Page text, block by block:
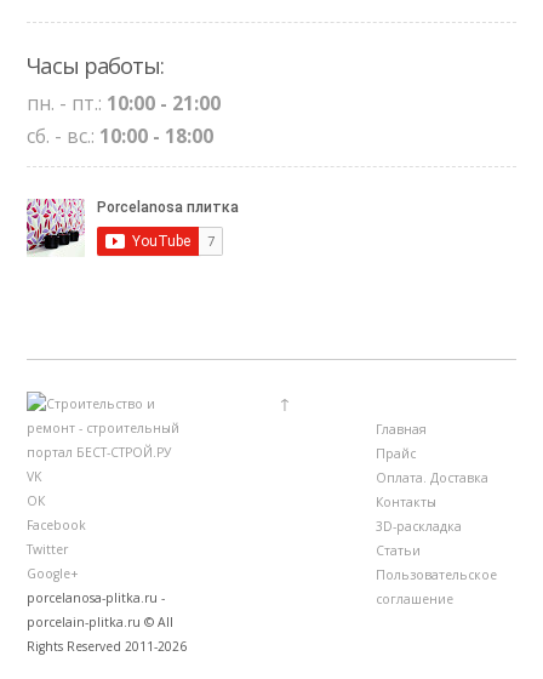
Часы работы:
пн. - пт.: 10:00 - 21:00
сб. - вс.: 10:00 - 18:00
VK
ОК
Facebook
Twitter
Google+
porcelanosa-plitka.ru -
porcelain-plitka.ru © All
Rights Reserved 2011-2026
↑
Главная
Прайс
Оплата. Доставка
Контакты
3D-раскладка
Статьи
Пользовательское
соглашение